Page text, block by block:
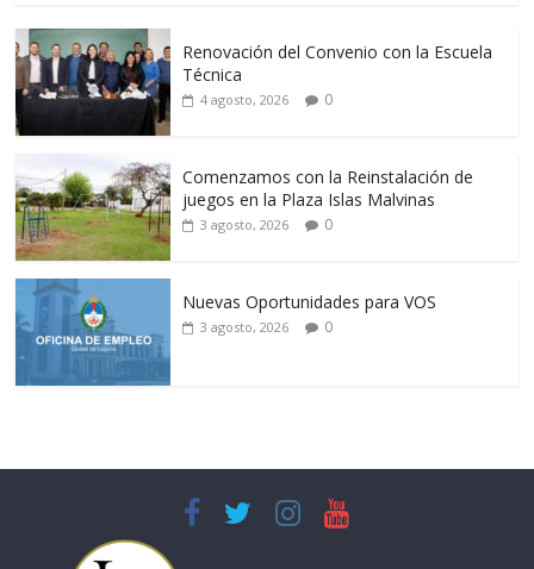
Renovación del Convenio con la Escuela
Técnica
4 agosto, 2026 0
Comenzamos con la Reinstalación de
juegos en la Plaza Islas Malvinas
3 agosto, 2026 0
Nuevas Oportunidades para VOS
3 agosto, 2026 0